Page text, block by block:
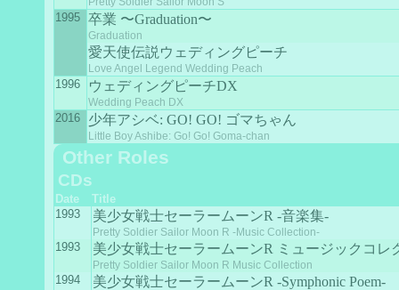
1995 卒業 〜Graduation〜
Graduation
愛天使伝説ウェディングピーチ
Love Angel Legend Wedding Peach
1996 ウェディングピーチDX
Wedding Peach DX
2016 少年アシベ: GO! GO! ゴマちゃん
Little Boy Ashibe: Go! Go! Goma-chan
Other Roles
CDs
Date
Title
1993
美少女戦士セーラームーンR -音楽集-
Pretty Soldier Sailor Moon R -Music Collection-
1993 美少女戦士セーラームーンR ミュージックコレ
Pretty Soldier Sailor Moon R Music Collection
1994 美少女戦士セーラームーンR -Symphonic Poem-